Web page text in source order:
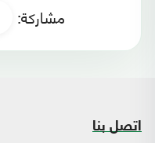
مشاركة:
اتصل بنا